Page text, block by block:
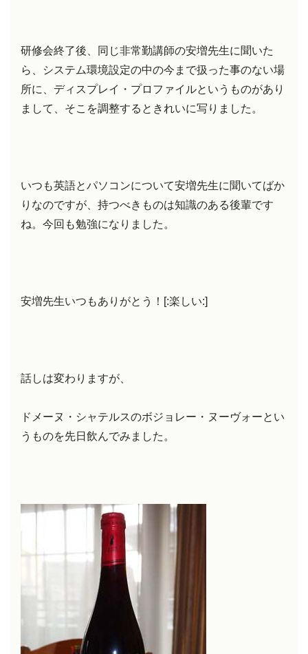
研修会終了後、同じ非常勤講師の安増先生に聞いた
ら、システム環境設定の中の今まで扱った事のない場
所に、ディスプレイ・プロファイルというものがあり
まして、そこを調整するときれいに写りました。
いつも英語とパソコンについて安増先生に聞いてばか
りなのですが、持つべきものは知識のある後輩です
ね。今回も勉強になりました。
安増先生いつもありがとう！[:楽しい:]
話しは変わりますが、
ドメーヌ・シャテルスのボジョレー・ヌーヴォーとい
うものを先日飲んでみました。